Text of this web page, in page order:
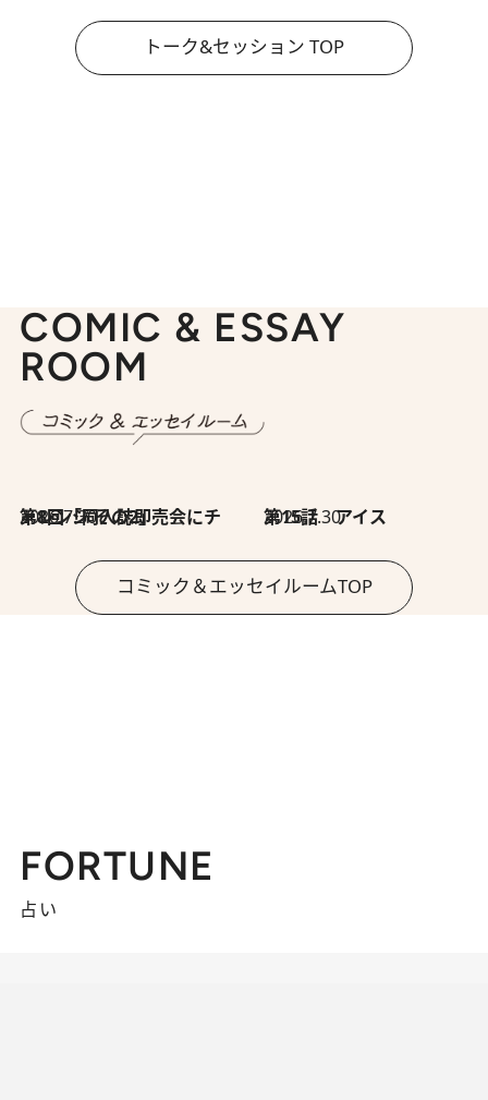
トーク&セッション TOP
COMIC & ESSAY
ROOM
2026.7.30
第8回「同人誌即売会にチャレンジ その2」 2026.7.30
第15話 アイス
コミック＆エッセイルームTOP
FORTUNE
占い